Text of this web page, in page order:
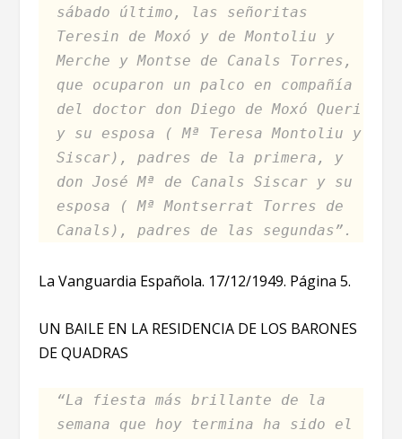
sábado último, las señoritas
Teresin de Moxó y de Montoliu y
Merche y Montse de Canals Torres,
que ocuparon un palco en compañía
del doctor don Diego de Moxó Queri
y su esposa ( Mª Teresa Montoliu y
Siscar), padres de la primera, y
don José Mª de Canals Siscar y su
esposa ( Mª Montserrat Torres de
Canals), padres de las segundas”.
La Vanguardia Española. 17/12/1949. Página 5.
UN BAILE EN LA RESIDENCIA DE LOS BARONES
DE QUADRAS
“La fiesta más brillante de la
semana que hoy termina ha sido el